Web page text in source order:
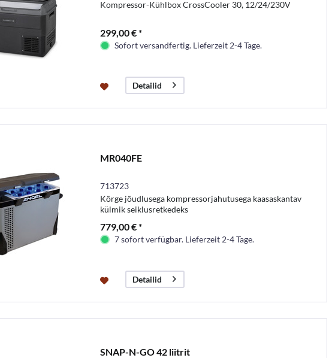
Kompressor-Kühlbox CrossCooler 30, 12/24/230V
299,00 € *
Sofort versandfertig. Lieferzeit 2-4 Tage.
Detailid
MR040FE
713723
Kõrge jõudlusega kompressorjahutusega kaasaskantav
külmik seiklusretkedeks
779,00 € *
7 sofort verfügbar. Lieferzeit 2-4 Tage.
Detailid
SNAP-N-GO 42 liitrit